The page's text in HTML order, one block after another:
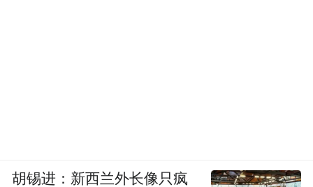
胡锡进：新西兰外长像只疯